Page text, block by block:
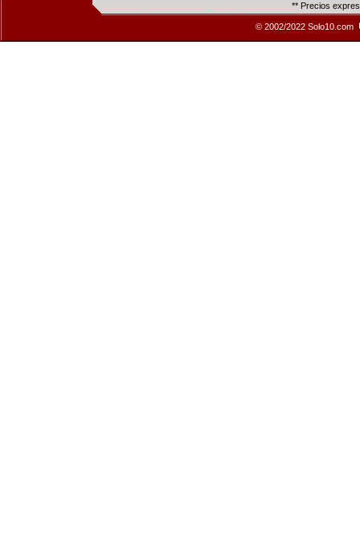
** Precios
© 2002/2022 Solo10.com